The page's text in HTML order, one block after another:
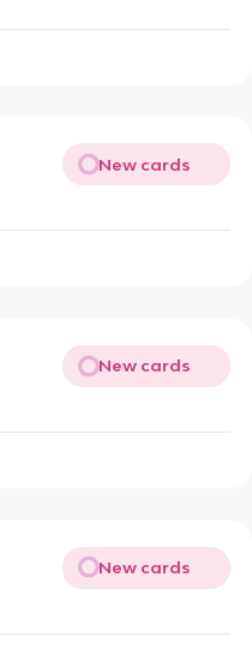
New cards
New cards
New cards